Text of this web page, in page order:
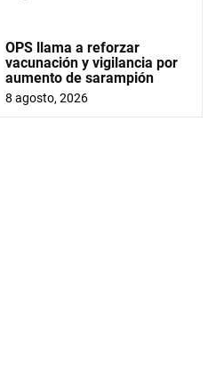
OPS llama a reforzar
vacunación y vigilancia por
aumento de sarampión
8 agosto, 2026